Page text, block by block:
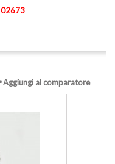
02673
Aggiungi al comparatore